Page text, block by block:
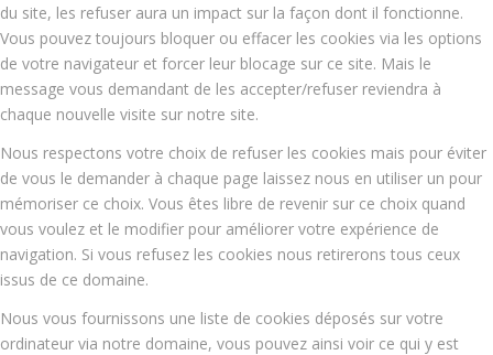
du site, les refuser aura un impact sur la façon dont il fonctionne.
Vous pouvez toujours bloquer ou effacer les cookies via les options
de votre navigateur et forcer leur blocage sur ce site. Mais le
message vous demandant de les accepter/refuser reviendra à
chaque nouvelle visite sur notre site.
Nous respectons votre choix de refuser les cookies mais pour éviter
de vous le demander à chaque page laissez nous en utiliser un pour
mémoriser ce choix. Vous êtes libre de revenir sur ce choix quand
vous voulez et le modifier pour améliorer votre expérience de
navigation. Si vous refusez les cookies nous retirerons tous ceux
issus de ce domaine.
Nous vous fournissons une liste de cookies déposés sur votre
ordinateur via notre domaine, vous pouvez ainsi voir ce qui y est